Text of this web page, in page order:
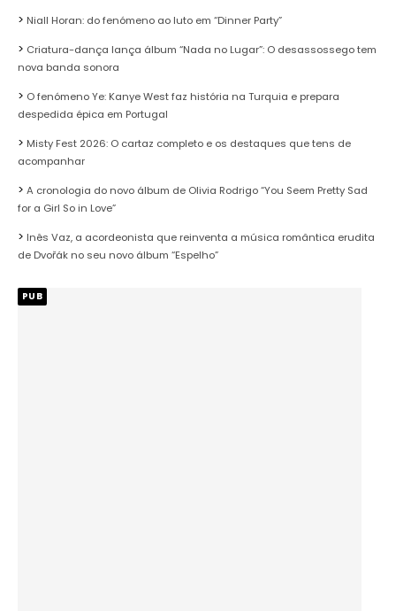
Niall Horan: do fenómeno ao luto em “Dinner Party”
Criatura-dança lança álbum “Nada no Lugar”: O desassossego tem
nova banda sonora
O fenómeno Ye: Kanye West faz história na Turquia e prepara
despedida épica em Portugal
Misty Fest 2026: O cartaz completo e os destaques que tens de
acompanhar
A cronologia do novo álbum de Olivia Rodrigo “You Seem Pretty Sad
for a Girl So in Love”
Inês Vaz, a acordeonista que reinventa a música romântica erudita
de Dvořák no seu novo álbum “Espelho”
PUB